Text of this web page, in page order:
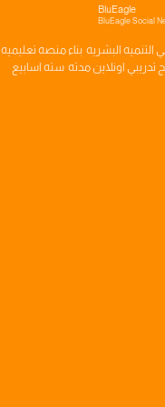
BluEagle
BluEagle Social
التنميه البشريه بناءمنصه تعليميه
تدريبي اونلاين مدته سته اسابيع